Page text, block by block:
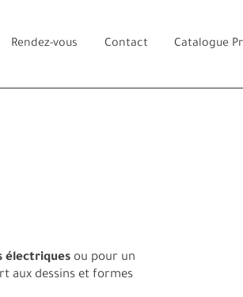
électriques ou pour un
aux dessins et formes
Rendez-vous Contact Catalogue